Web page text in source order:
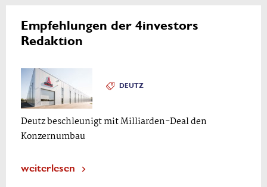
Empfehlungen der 4investors
Redaktion
DEUTZ
Deutz beschleunigt mit Milliarden-Deal den
Konzernumbau
weiterlesen